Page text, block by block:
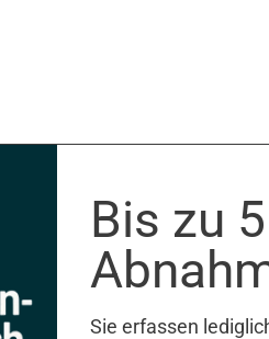
Bis zu
Sie erfassen